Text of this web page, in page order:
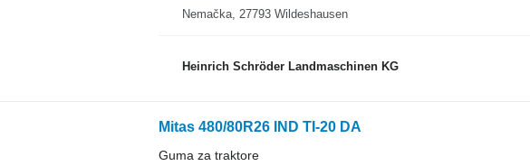
Nemačka, 27793 Wildeshausen
Heinrich Schröder Landmaschinen KG
Mitas 480/80R26 IND TI-20 DA
Guma za traktore